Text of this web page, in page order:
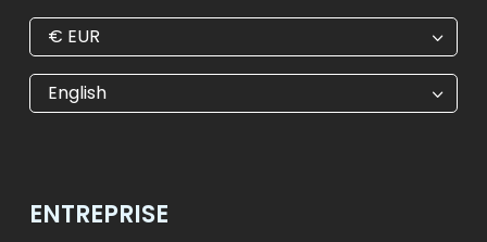
€ EUR
€ EUR
$ USD
ft HUF
₺ TRY
English
ENTREPRISE